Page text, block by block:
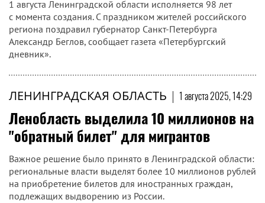
1 августа Ленинградской области исполняется 98 лет
с момента создания. С праздником жителей российского
региона поздравил губернатор Санкт-Петербурга
Александр Беглов, сообщает газета «Петербургский
дневник».
ЛЕНИНГРАДСКАЯ ОБЛАСТЬ | 1 августа 2025, 14:29
Ленобласть выделила 10 миллионов на
"обратный билет" для мигрантов
Важное решение было принято в Ленинградской области:
региональные власти выделят более 10 миллионов рублей
на приобретение билетов для иностранных граждан,
подлежащих выдворению из России.